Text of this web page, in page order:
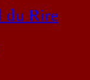
du Rire